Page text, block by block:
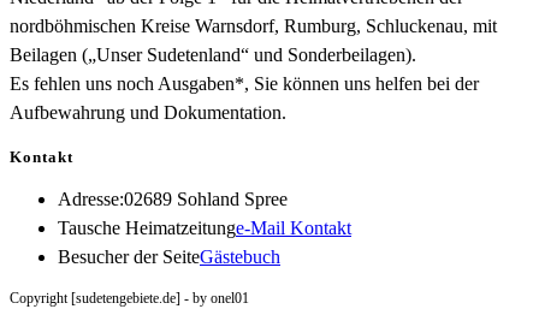
nordböhmischen Kreise Warnsdorf, Rumburg, Schluckenau, mit
Beilagen („Unser Sudetenland“ und Sonderbeilagen).
Es fehlen uns noch Ausgaben*, Sie können uns helfen bei der
Aufbewahrung und Dokumentation.
Kontakt
Adresse:02689 Sohland Spree
Tausche Heimatzeitunge-Mail KontaktOpens
Besucher der SeiteGästebuch
Copyright [sudetengebiete.de] - by onel01